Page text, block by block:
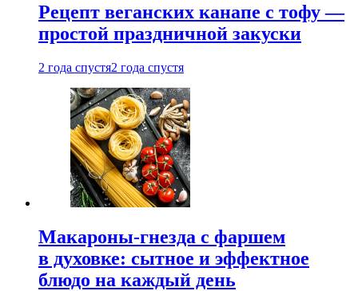
Рецепт веганских канапе с тофу —
простой праздничной закуски
2 года спустя2 года спустя
Макароны-гнезда с фаршем
в духовке: сытное и эффектное
блюдо на каждый день